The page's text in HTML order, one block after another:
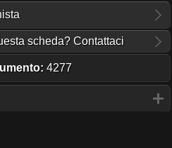
scheda? Contattaci
4277